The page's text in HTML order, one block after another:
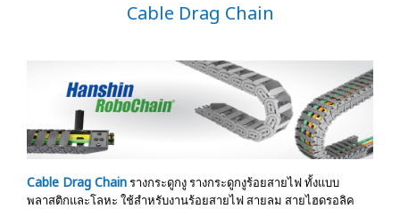
Cable Drag Chain
Cable Drag Chain รางกระดูกงู รางกระดูกงูร้อยสายไฟ ทั้งแบบ
พลาสติกและโลหะ ใช้สำหรับงานร้อยสายไฟ สายลม สายไฮดรอลิค